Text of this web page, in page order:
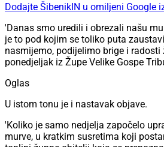
Dodajte ŠibenikIN u omiljeni Google
'Danas smo uredili i obrezali našu
je to pod kojim se toliko puta
nasmijemo, podijelimo brige i radosti
ponedjeljak iz Župe Velike Gospe
Oglas
U istom tonu je i nastavak objave.
'Koliko je samo nedjelja započelo
murve, u kratkim susretima koji